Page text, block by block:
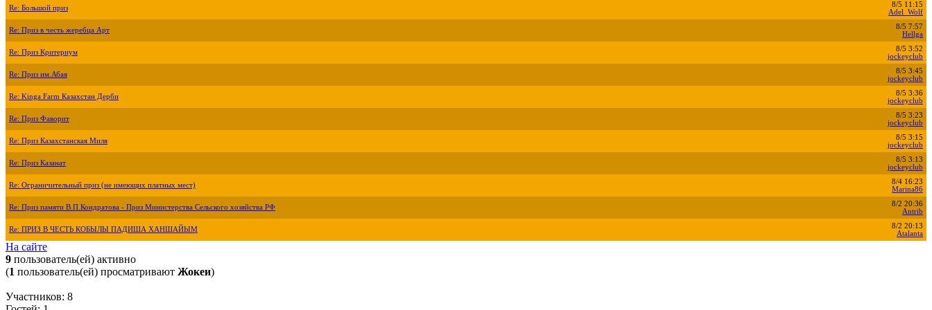
Re: Большой приз
8/5 11:15
Adel_Wolf
Re: Приз в честь жеребца Арт
8/5 7:57
Hellga
Re: Приз Критериум
8/5 3:52
jockeyclub
Re: Приз им.Абая
8/5 3:45
jockeyclub
Re: Kinga Farm Казахстан Дерби
8/5 3:36
jockeyclub
Re: Приз Фаворит
8/5 3:23
jockeyclub
Re: Приз Казахстанская Миля
8/5 3:15
jockeyclub
Re: Приз Казанат
8/5 3:13
jockeyclub
Re: Ограничительный приз (не имеющих платных мест)
8/4 16:23
Marina86
Re: Приз памяти В.П.Кондратова - Приз Министерства Сельского хозяйства РФ
8/2 20:36
Antrib
Re: ПРИЗ В ЧЕСТЬ КОБЫЛЫ ПАДИША ХАНШАЙЫМ
8/2 20:13
Atalanta
На сайте
9 пользователь(ей) активно
(1 пользователь(ей) просматривают Жокеи)
Участников: 8